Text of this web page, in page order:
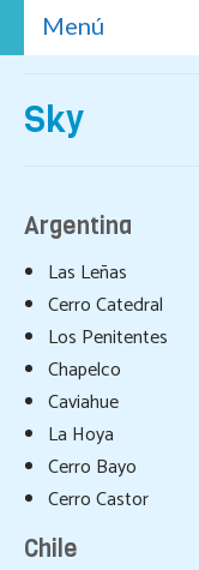
Menú
La Empresa
Promociones
Destinos
Viajes Exclusivos
Hoteles
Reserva On Line
Sky
Argentina
Las Leñas
Cerro Catedral
Los Penitentes
Chapelco
Caviahue
La Hoya
Cerro Bayo
Cerro Castor
Chile